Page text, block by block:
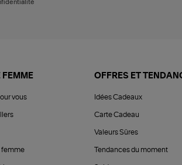
FEMME
vous
femme
OFFRES ET
Idées Cadeaux
Carte Cadeau
Valeurs Sûres
Tendances du moment